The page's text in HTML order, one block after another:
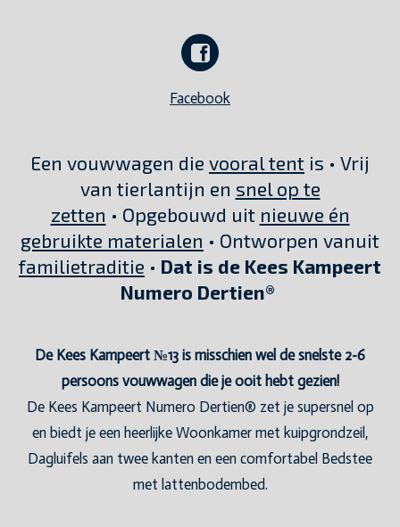
Facebook
Een vouwwagen die vooral tent is • Vrij
van tierlantijn en snel op te
zetten • Opgebouwd uit nieuwe én
gebruikte materialen • Ontworpen vanuit
familietraditie • Dat is de Kees Kampeert
Numero Dertien®
De Kees Kampeert №13 is misschien wel de snelste 2-6
persoons vouwwagen die je ooit hebt gezien!
De Kees Kampeert Numero Dertien® zet je supersnel op
en biedt je een heerlijke Woonkamer met kuipgrondzeil,
Dagluifels aan twee kanten en een comfortabel Bedstee
met lattenbodembed.